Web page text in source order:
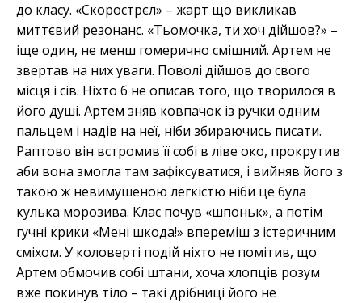
до класу. «Скорострєл» – жарт що викликав
миттєвий резонанс. «Тьомочка, ти хоч дійшов?» –
іще один, не менш гомерично смішний. Артем не
звертав на них уваги. Поволі дійшов до свого
місця і сів. Ніхто б не описав того, що творилося в
його душі. Артем зняв ковпачок із ручки одним
пальцем і надів на неї, ніби збираючись писати.
Раптово він встромив її собі в ліве око, прокрутив
аби вона змогла там зафіксуватися, і вийняв його з
такою ж невимушеною легкістю ніби це була
кулька морозива. Клас почув «шпоньк», а потім
гучні крики «Мені шкода!» впереміш з істеричним
сміхом. У коловерті подій ніхто не помітив, що
Артем обмочив собі штани, хоча хлопців розум
вже покинув тіло – такі дрібниці його не